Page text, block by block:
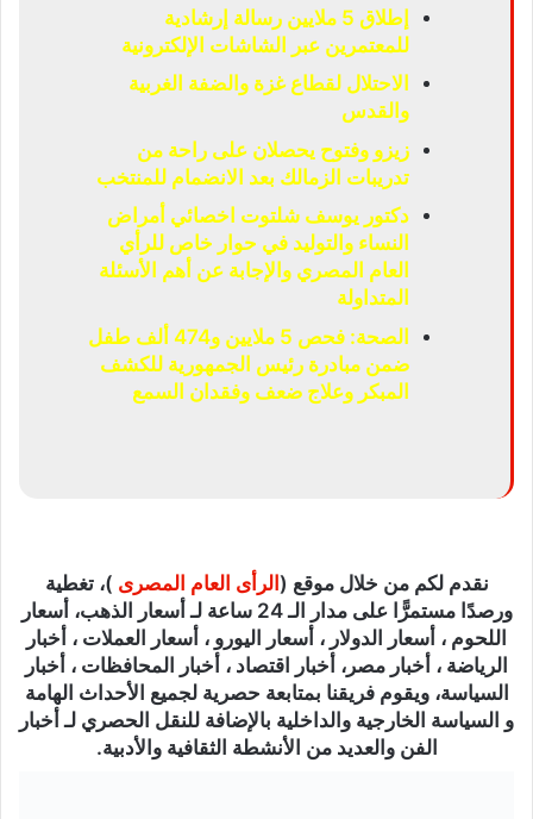
إطلاق 5 ملايين رسالة إرشادية
للمعتمرين عبر الشاشات الإلكترونية
الاحتلال لقطاع غزة والضفة الغربية
والقدس
زيزو وفتوح يحصلان على راحة من
تدريبات الزمالك بعد الانضمام للمنتخب
دكتور يوسف شلتوت اخصائي أمراض
النساء والتوليد في حوار خاص للرأي
العام المصري والإجابة عن أهم الأسئلة
المتداولة
الصحة: فحص 5 ملايين و474 ألف طفل
ضمن مبادرة رئيس الجمهورية للكشف
المبكر وعلاج ضعف وفقدان السمع
نقدم لكم من خلال موقع (الرأى العام المصرى )، تغطية
ورصدًا مستمرًّا على مدار الـ 24 ساعة لـ أسعار الذهب، أسعار
اللحوم ، أسعار الدولار ، أسعار اليورو ، أسعار العملات ، أخبار
الرياضة ، أخبار مصر، أخبار اقتصاد ، أخبار المحافظات ، أخبار
السياسة، ويقوم فريقنا بمتابعة حصرية لجميع الأحداث الهامة
و السياسة الخارجية والداخلية بالإضافة للنقل الحصري لـ أخبار
الفن والعديد من الأنشطة الثقافية والأدبية.